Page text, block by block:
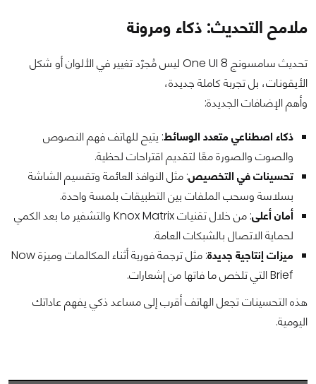
ملامح التحديث: ذكاء ومرونة
تحديث سامسونج One UI 8 ليس مُجرّد تغيير في الألوان أو شكل
الأيقونات، بل تجربة كاملة جديدة،
وأهم الإضافات الجديدة:
ذكاء اصطناعي متعدد الوسائط: يتيح للهاتف فهم النصوص
والصوت والصورة معًا لتقديم اقتراحات لحظية.
تحسينات في التخصيص: مثل النوافذ العائمة وتقسيم الشاشة
بسلاسة وسحب الملفات بين التطبيقات بلمسة واحدة.
أمان أعلى
: من خلال تقنيات Knox Matrix والتشفير ما بعد الكمي
لحماية الاتصال بالشبكات العامة.
ميزات إنتاجية جديدة
: مثل ترجمة فورية أثناء المكالمات وميزة Now
Brief التي تلخص ما فاتها من إشعارات.
هذه التحسينات تجعل الهاتف أقرب إلى مساعد ذكي يفهم عاداتك
اليومية.